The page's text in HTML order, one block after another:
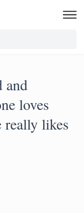
and
loves
really likes